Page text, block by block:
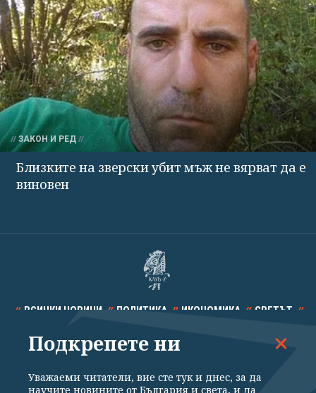
ЗАКОН И РЕД
Близките на зверски убит мъж не вярват да е
виновен
ВСИЧКИ НОВИНИ ПОЛИТИКА ИКОНОМИКА СВЕТЪТ
СПОРТ КУЛТУРА ТЕХНОЛОГИИ КАЛЕЙДОСКОП
Подкрепете ни
Уважаеми читатели, вие сте тук и днес, за да
научите новините от България и света, и да